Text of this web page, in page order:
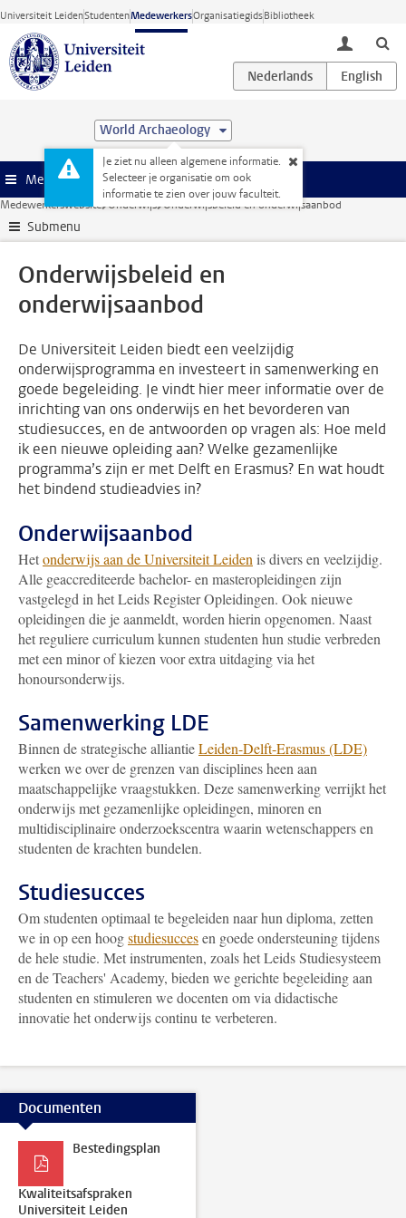
Ga direct naar de inhoud
Universiteit LeidenStudentenMedewerkersOrganisatiegidsBibliotheek
toggle
World Archaeology
Je ziet nu alleen algemene informatie.
Selecteer je organisatie om ook
informatie te zien over jouw faculteit.
Menu
Medewerkerswebsite Onderwijs Onderwijsbeleid en onderwijsaanbod
Submenu
Onderwijsbeleid en
onderwijsaanbod
De Universiteit Leiden biedt een veelzijdig
onderwijsprogramma en investeert in samenwerking en
goede begeleiding. Je vindt hier meer informatie over de
inrichting van ons onderwijs en het bevorderen van
studiesucces, en de antwoorden op vragen als: Hoe meld
ik een nieuwe opleiding aan? Welke gezamenlijke
programma’s zijn er met Delft en Erasmus? En wat houdt
het bindend studieadvies in?
Onderwijsaanbod
Hetonderwijs aan de Universiteit Leiden is divers en veelzijdig.
Alle geaccrediteerde bachelor- en masteropleidingen zijn
vastgelegd in het Leids Register Opleidingen. Ook nieuwe
opleidingen die je aanmeldt, worden hierin opgenomen. Naast
het reguliere curriculum kunnen studenten hun studie verbreden
met een minor of kiezen voor extra uitdaging via het
honoursonderwijs.
Samenwerking LDE
Binnen de strategische alliantieLeiden-Delft-Erasmus (LDE)
werken we over de grenzen van disciplines heen aan
maatschappelijke vraagstukken. Deze samenwerking verrijkt het
onderwijs met gezamenlijke opleidingen, minoren en
multidisciplinaire onderzoekscentra waarin wetenschappers en
studenten de krachten bundelen.
Studiesucces
Om studenten optimaal te begeleiden naar hun diploma, zetten
we in op een hoogstudiesuccesen goede ondersteuning tijdens
de hele studie. Met instrumenten, zoals het Leids Studiesysteem
en de Teachers' Academy, bieden we gerichte begeleiding aan
studenten en stimuleren we docenten om via didactische
innovatie het onderwijs continu te verbeteren.
Documenten
Bestedingsplan
Kwaliteitsafspraken
Universiteit Leiden